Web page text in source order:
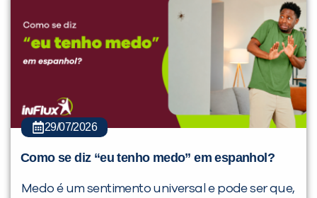
29/07/2026
Como se diz “eu tenho medo” em espanhol?
Medo é um sentimento universal e pode ser que,